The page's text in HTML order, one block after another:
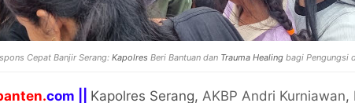
Cepat Banjir Serang: Kapolres Beri Bantuan dan Trauma Healingbagi Pengungsi
com || Kapolres Serang, AKBP Andri Kurniawan,